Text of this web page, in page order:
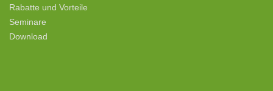
Rabatte und Vorteile
Seminare
Download